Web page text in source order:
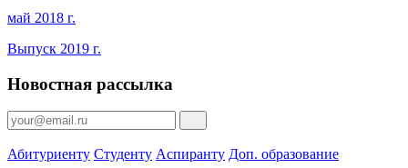
май 2018 г.
Выпуск 2019 г.
Новостная рассылка
Абитуриенту Студенту Аспиранту Доп. образование